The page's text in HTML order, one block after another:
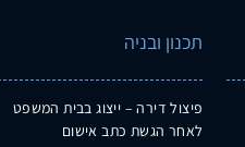
תכנון ובניה
פיצול דירה – ייצוג בבית המשפט
לאחר הגשת כתב אישום